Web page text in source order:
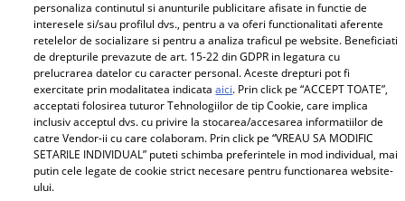
personaliza continutul si anunturile publicitare afisate in functie de
interesele si/sau profilul dvs., pentru a va oferi functionalitati aferente
retelelor de socializare si pentru a analiza traficul pe website. Beneficiati
de drepturile prevazute de art. 15-22 din GDPR in legatura cu
prelucrarea datelor cu caracter personal. Aceste drepturi pot fi
exercitate prin modalitatea indicataaici. Prin click pe “ACCEPT TOATE”,
acceptati folosirea tuturor Tehnologiilor de tip Cookie, care implica
inclusiv acceptul dvs. cu privire la stocarea/accesarea informatiilor de
catre Vendor-ii cu care colaboram. Prin click pe “VREAU SA MODIFIC
SETARILE INDIVIDUAL” puteti schimba preferintele in mod individual, mai
putin cele legate de cookie strict necesare pentru functionarea website-
ului.